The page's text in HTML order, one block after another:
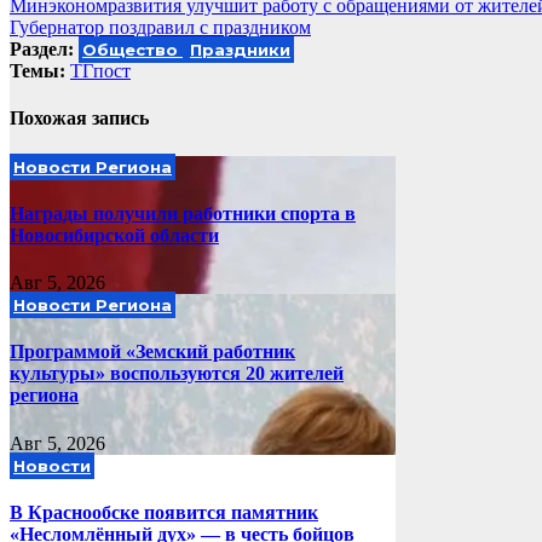
Навигация
по
записям
Минэкономразвития улучшит работу с обращениями от
Губернатор поздравил с праздником
Раздел: Общество Праздники
Темы: ТГпост
Похожая запись
Новости Региона
Награды получили работники спорта в
Новосибирской области
Авг 5, 2026
Новости Региона
Программой «Земский работник
культуры» воспользуются 20 жителей
региона
Авг 5, 2026
Новости
В Краснообске появится памятник
«Несломлённый дух» — в честь бойцов